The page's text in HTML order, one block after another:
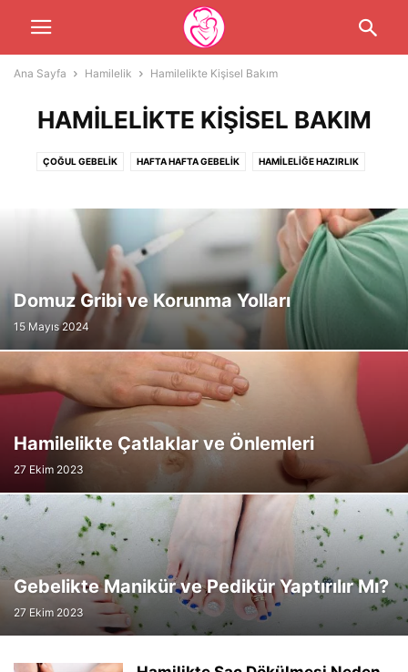
Ana Sayfa Hamilelik Hamilelikte Kişisel Bakım
HAMILELIKTE KIŞISEL BAKIM
ÇOĞUL GEBELIK HAFTA HAFTA GEBELIK HAMILELIĞE HAZIRLIK
HAMILELIKTE SAĞLIK HAMILELIKTE SPOR
KISIRLIK VE TÜP BEBEK TEDAVISI
Domuz Gribi ve Korunma Yolları
15 Mayıs 2024
Hamilelikte Çatlaklar ve Önlemleri
27 Ekim 2023
Gebelikte Manikür ve Pedikür Yaptırılır Mı?
27 Ekim 2023